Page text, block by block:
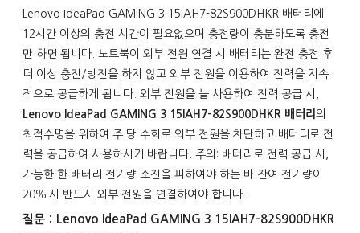
Lenovo IdeaPad GAMING 3 15IAH7-82S900DHKR 배터리 에
12시간 이상의 충전 시간이 필요없으며 충전량이 충분하도록 충전
만 하면 됩니다. 노트북이 외부 전원 연결 시 배터리는 완전 충전 후
더 이상 충전/방전을 하지 않고 외부 전원을 이용하여 전력을 지속
적으로 공급하게 됩니다. 외부 전원을 늘 사용하여 전력 공급 시,
Lenovo IdeaPad GAMING 3 15IAH7-82S900DHKR 배터리 의
최적수명을 위하여 주 당 수회로 외부 전원을 차단하고 배터리로 전
력을 공급하여 사용하시기 바랍니다. 주의: 배터리로 전력 공급 시,
가능한 한 배터리 전기량 소진을 피하여야 하는 바 잔여 전기량이
20％ 시 반드시 외부 전원을 연결하여야 합니다.
질문：Lenovo IdeaPad GAMING 3 15IAH7-82S900DHKR